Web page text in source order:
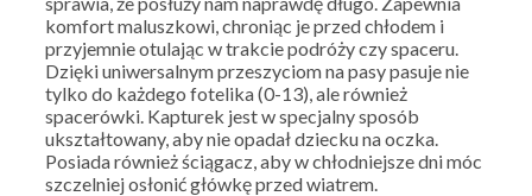
komfort maluszkowi, chroniąc je przed chłodem i
przyjemnie otulając w trakcie podróży czy spaceru.
Dzięki uniwersalnym przeszyciom na pasy pasuje nie
tylko do każdego fotelika (0-13), ale również
spacerówki. Kapturek jest w specjalny sposób
ukształtowany, aby nie opadał dziecku na oczka.
Posiada również ściągacz, aby w chłodniejsze dni móc
szczelniej osłonić główkę przed wiatrem.